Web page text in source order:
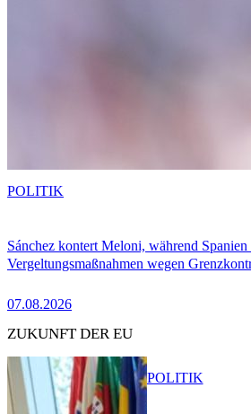
Sánchez kontert Meloni, während Spanien
Vergeltungsmaßnahmen wegen
07.08.2026
POLITIK
ZUKUNFT DER EU
POLITIK